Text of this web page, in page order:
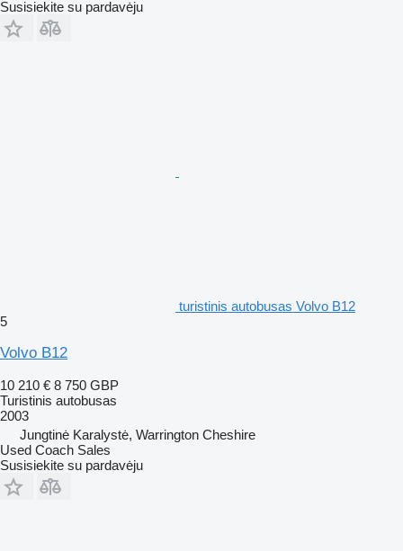
Susisiekite su pardavėju
turistinis autobusas Volvo B12
5
Volvo B12
10 210 € 8 750 GBP
Turistinis autobusas
2003
Jungtinė Karalystė, Warrington Cheshire
Used Coach Sales
Susisiekite su pardavėju